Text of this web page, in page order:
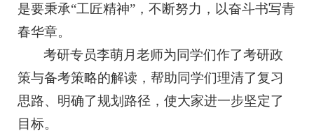
是要秉承“工匠精神”，不断努力，以奋斗书写青
春华章。
考研专员李萌月老师为同学们作了考研政
策与备考策略的解读，帮助同学们理清了复习
思路、明确了规划路径，使大家进一步坚定了
目标。